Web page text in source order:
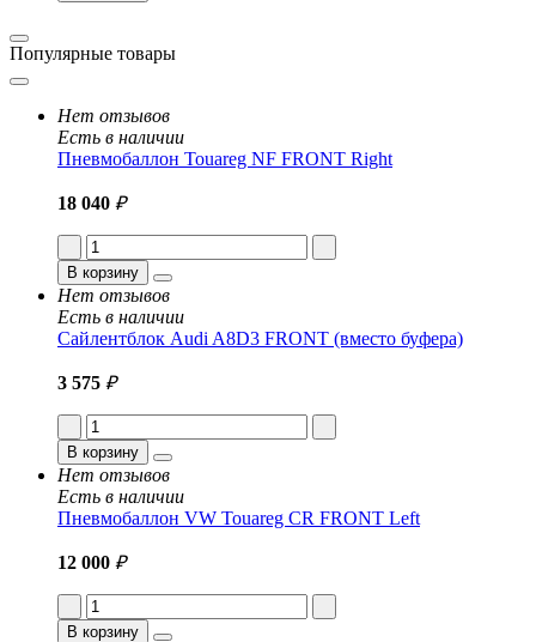
Популярные товары
Нет отзывов
Есть в наличии
Пневмобаллон Touareg NF FRONT Right
18 040 ₽
В корзину
Нет отзывов
Есть в наличии
Сайлентблок Audi A8D3 FRONT (вместо буфера)
3 575 ₽
В корзину
Нет отзывов
Есть в наличии
Пневмобаллон VW Touareg CR FRONT Left
12 000 ₽
В корзину